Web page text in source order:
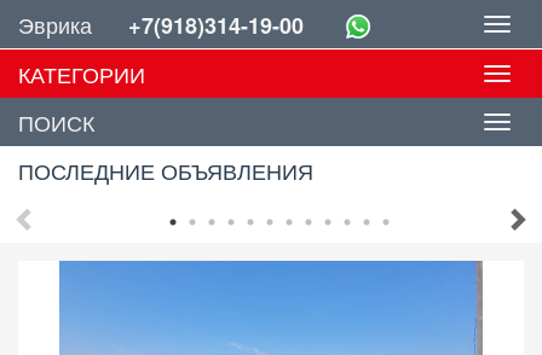
Эврика +7(918)314-19-00
КАТЕГОРИИ
ПОИСК
ПОСЛЕДНИЕ ОБЪЯВЛЕНИЯ